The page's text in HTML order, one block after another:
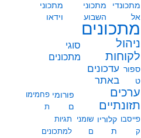
מתכונדי
אל
מתכוני
השבוע
מתכוני
וידאו
מתכונים
ניהול
לקוחות
סוגי
מתכונים
ספור
ט
עדכונים
באתר
ערכים
תזונתיים
פורומי
ם
פחמימו
ת
פייסבו
ק
קלוריו
ת
שומני
ם
תגיות
למתכונים